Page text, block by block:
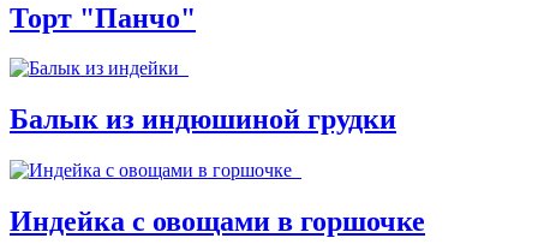
Торт "Панчо"
Балык из индюшиной грудки
Индейка с овощами в горшочке